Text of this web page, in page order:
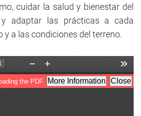
cuidar la salud y bienestar del
adaptar las prácticas a cada
a las condiciones del terreno.